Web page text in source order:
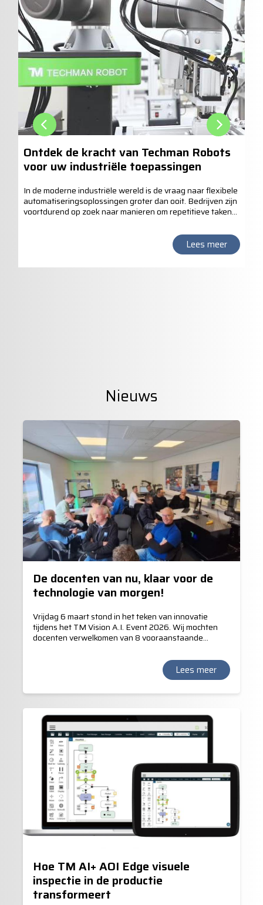
Ontdek de kracht van Techman Robots
voor uw industriële toepassingen
In de moderne industriële wereld is de vraag naar flexibele
automatiseringsoplossingen groter dan ooit. Bedrijven zijn
voortdurend op zoek naar manieren om repetitieve taken
verhogen. Hier komen de Techman robots in beeld, met hun
unieke vermogen en geavanceerde technologieën die hen
Lees meer
Nieuws
De docenten van nu, klaar voor de
technologie van morgen!
Vrijdag 6 maart stond in het teken van innovatie
tijdens het TM Vision A.I. Event 2026. Wij mochten
docenten verwelkomen van 8 vooraanstaande
Lees meer
Hoe TM AI+ AOI Edge visuele
inspectie in de productie
transformeert